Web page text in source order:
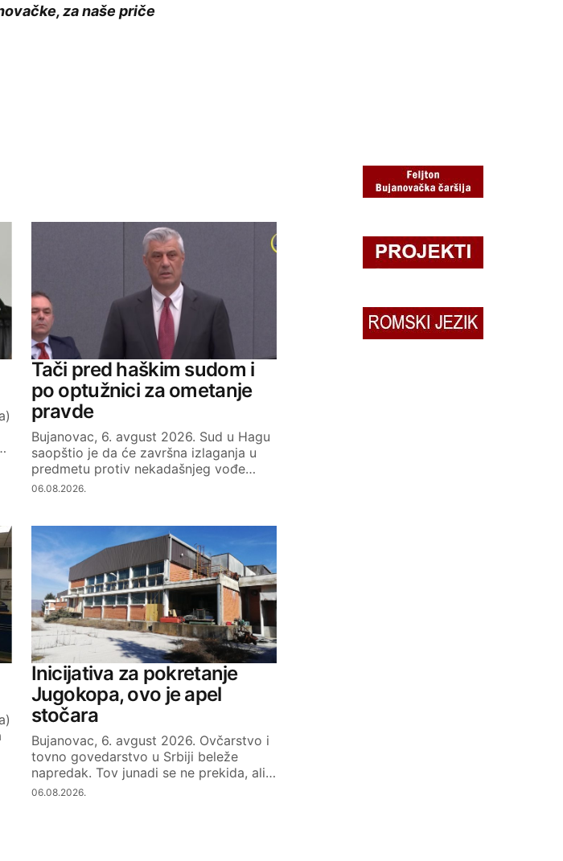
za naše priče
Tači pred haškim sudom i
po optužnici za ometanje
pravde
Bujanovac, 6. avgust 2026. Sud u Hagu
saopštio je da će završna izlaganja u
predmetu protiv nekadašnjeg vođe…
06.08.2026.
Inicijativa za pokretanje
Jugokopa, ovo je apel
stočara
Bujanovac, 6. avgust 2026. Ovčarstvo i
tovno govedarstvo u Srbiji beleže
napredak. Tov junadi se ne prekida, ali…
06.08.2026.